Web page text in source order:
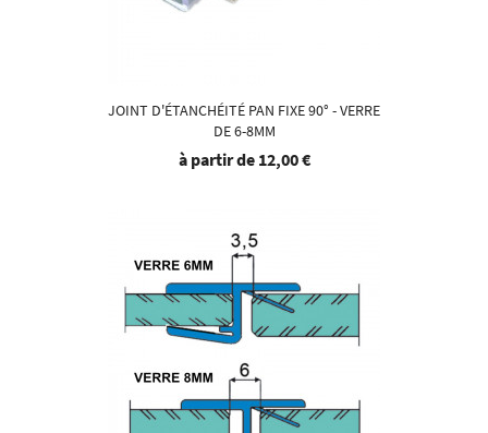
JOINT D'ÉTANCHÉITÉ PAN FIXE 90° - VERRE
DE 6-8MM
à partir de 12,00 €